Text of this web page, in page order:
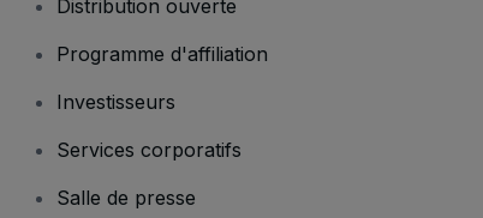
Distribution ouverte
Programme d'affiliation
Investisseurs
Services corporatifs
Salle de presse